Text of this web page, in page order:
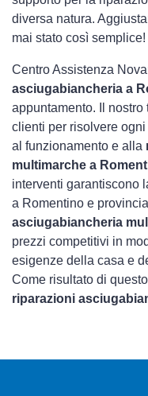
diversa natura.
mai stato così semplice!
Centro Assistenza
asciugabiancheria a
appuntamento. Il
clienti per risolvere
al funzionamento e alla
multimarche a
interventi garantiscono
a Romentino e provincia
asciugabiancheria
prezzi competitivi in
esigenze della casa e
Come risultato di
riparazioni